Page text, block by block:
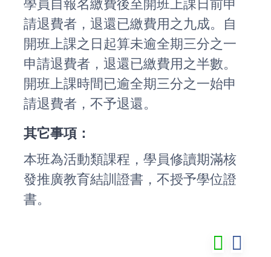
學員自報名繳費後至開班上課日前申
請退費者，退還已繳費用之九成。自
開班上課之日起算未逾全期三分之一
申請退費者，退還已繳費用之半數。
開班上課時間已逾全期三分之一始申
請退費者，不予退還。
其它事項：
本班為活動類課程，學員修讀期滿核
發推廣教育結訓證書，不授予學位證
書。